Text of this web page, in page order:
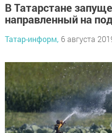
В Татарстане
направленный на
Татар-информ, 6 августа